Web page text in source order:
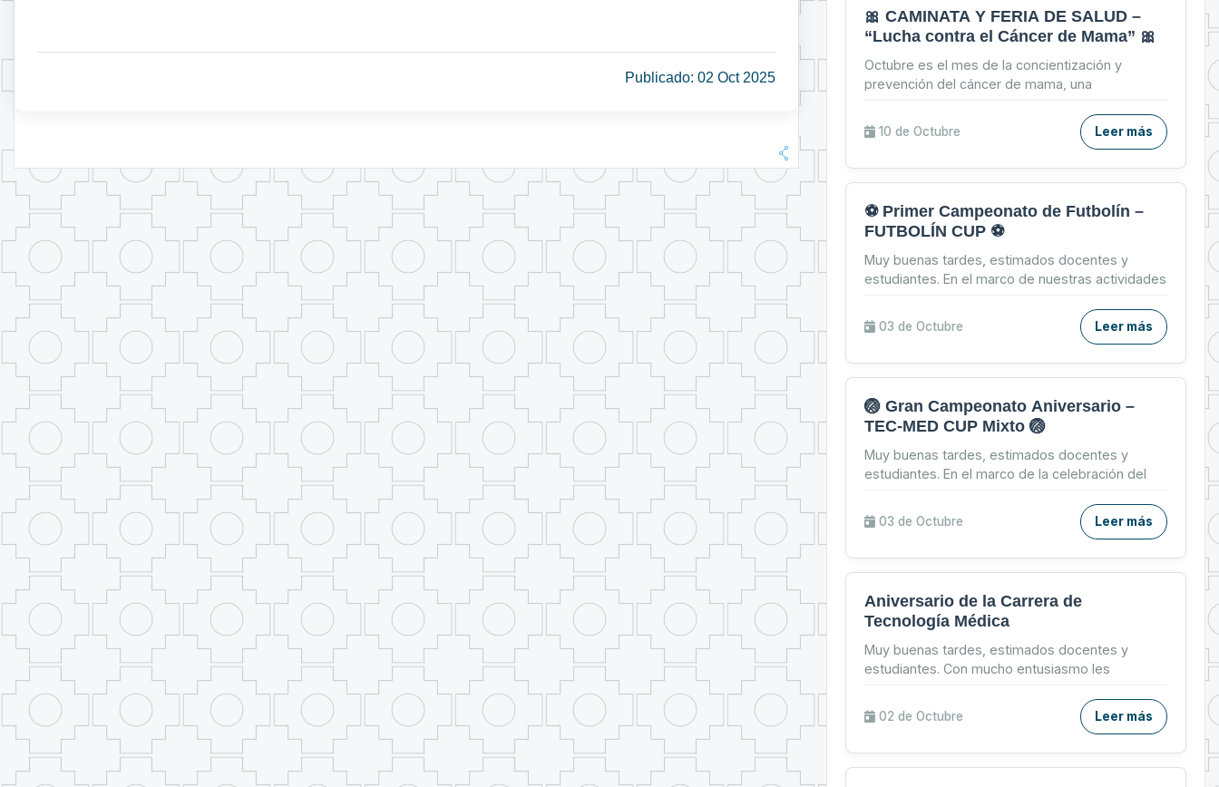
Publicado: 02 Oct 2025
🎀 CAMINATA Y FERIA DE SALUD –
“Lucha contra el Cáncer de Mama” 🎀
Octubre es el mes de la concientización y
prevención del cáncer de mama, una
tiempo puede salvar vidas....
10 de Octubre Leer más
⚽ Primer Campeonato de Futbolín –
FUTBOLÍN CUP ⚽
Muy buenas tardes, estimados docentes y
estudiantes. En el marco de nuestras actividades
invitarles a parti...
03 de Octubre Leer más
🏐 Gran Campeonato Aniversario –
TEC-MED CUP Mixto 🏐
Muy buenas tardes, estimados docentes y
estudiantes. En el marco de la celebración del
Médica, tenemos el ...
03 de Octubre Leer más
Aniversario de la Carrera de
Tecnología Médica
Muy buenas tardes, estimados docentes y
estudiantes. Con mucho entusiasmo les
preparado para celebrar juntos ...
02 de Octubre Leer más